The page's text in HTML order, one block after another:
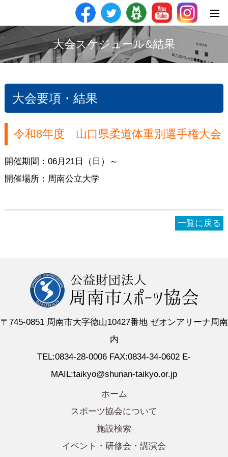
大会スケジュール&結果
大会要項・結果
令和8年度 山口県柔道体重別選手権大会
開催期間：06月21日（日）～
開催場所：周南公立大学
一覧に戻る
〒745-0851 周南市大字徳山10427番地 ゼオンアリーナ周南
内
TEL:0834-28-0006 FAX:0834-34-0602 E-
MAIL:taikyo@shunan-taikyo.or.jp
ホーム
スポーツ協会について
施設検索
イベント・研修会・講演会